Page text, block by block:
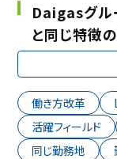
Daigasグル
と同じ特徴
働き方改革
活躍フィールド
同じ勤務地